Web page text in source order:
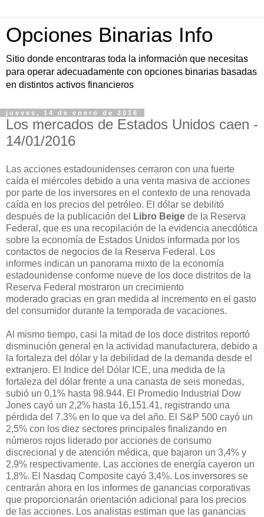
Opciones Binarias Info
Sitio donde encontraras toda la información que necesitas
para operar adecuadamente con opciones binarias basadas
en distintos activos financieros
jueves, 14 de enero de 2016
Los mercados de Estados Unidos caen -
14/01/2016
Las acciones estadounidenses cerraron con una fuerte
caída el miércoles debido a una venta masiva de acciones
por parte de los inversores en el contexto de una renovada
caída en los precios del petróleo. El dólar se debilitó
después de la publicación del
Libro Beige de la Reserva
Federal, que es una recopilación de la evidencia anecdótica
sobre la economía de Estados Unidos informada por los
contactos de negocios de la Reserva Federal. Los
informes indican un panorama mixto de la economía
estadounidense conforme nueve de los doce distritos de la
Reserva Federal mostraron un crecimiento
moderado gracias en gran medida al incremento en el gasto
del consumidor durante la temporada de vacaciones.
Al mismo tiempo, casi la mitad de los doce distritos reportó
disminución general en la actividad manufacturera, debido a
la fortaleza del dólar y la debilidad de la demanda desde el
extranjero. El Indice del Dólar ICE, una medida de la
fortaleza del dólar frente a una canasta de seis monedas,
subió un 0,1% hasta 98.944. El Promedio Industrial Dow
Jones cayó un 2,2% hasta 16,151.41, registrando una
pérdida del 7.3% en lo que va del año. El S&P 500 cayó un
2,5% con los diez sectores principales finalizando en
números rojos liderado por acciones de consumo
discrecional y de atención médica, que bajaron un 3,4% y
2,9% respectivamente. Las acciones de energía cayeron un
1,8%. El Nasdaq Composite cayó 3,4%. Los inversores se
centrarán ahora en los informes de ganancias corporativas
que proporcionarán orientación adicional para los precios
de las acciones. Los analistas estiman que las ganancias